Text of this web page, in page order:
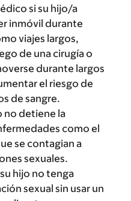
si su hijo/a
inmóvil durante
viajes largos,
de una cirugía o
durante largos
el riesgo de
de sangre.
no detiene la
como el
se contagian a
sexuales.
hijo no tenga
sexual sin usar un